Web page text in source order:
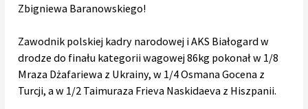
Zbigniewa Baranowskiego!
Zawodnik polskiej kadry narodowej i AKS Białogard w
drodze do finału kategorii wagowej 86kg pokonał w 1/8
Mraza Dżafariewa z Ukrainy, w 1/4 Osmana Gocena z
Turcji, a w 1/2 Taimuraza Frieva Naskidaeva z Hiszpanii.